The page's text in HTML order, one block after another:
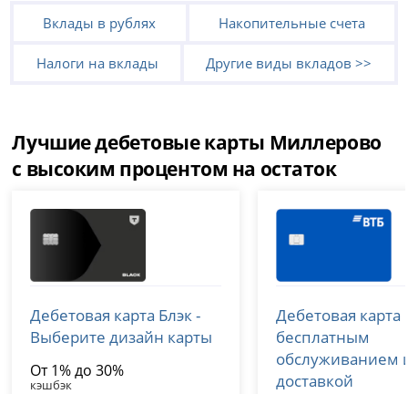
Вклады в рублях Накопительные счета
Налоги на вклады Другие виды вкладов >>
Лучшие дебетовые карты Миллерово
с высоким процентом на остаток
лицензия № 2673
Дебетовая карта Блэк -
Выберите дизайн карты
От 1% до 30%
кэшбэк
лицензия № 1000
Дебетовая карта
бесплатным
обслуживанием
доставкой